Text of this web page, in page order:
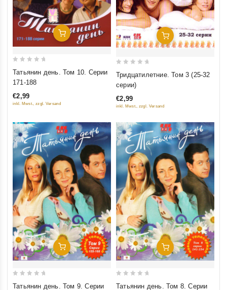
Добавить В Корзину
5
Татьянин день. Том 10. Серии
171-188
€2,99
inkl. Mwst., zzgl. Versand
Добавить В Корзину
out
5
Тридцатилетние. Том 3 (25-32
серии)
€2,99
inkl. Mwst., zzgl. Versand
Добавить В Корзину
Татьянин день. Том 9. Серии
Добавить В Корзину
Татьянин день. Том 8. Серии